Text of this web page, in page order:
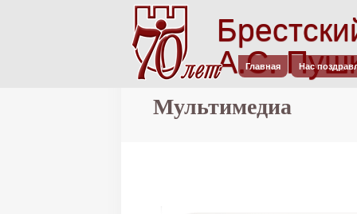
А.С.
Главная
Главное меню
Нас
Мультимедиа